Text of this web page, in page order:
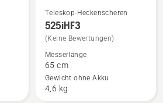
Mehr
Details
zu
525iHF3
anzeigen
Teleskop-Heckenscheren
525iHF3
(Keine Bewertungen)
Messerlänge
65 cm
Gewicht ohne Akku
4,6 kg